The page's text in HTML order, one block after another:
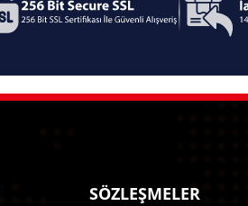
SÖZLEŞMELER